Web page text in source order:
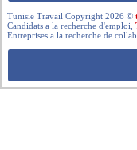
Tunisie Travail Copyright 2026 ©
Candidats a la recherche d'emploi,
Entreprises a la recherche de